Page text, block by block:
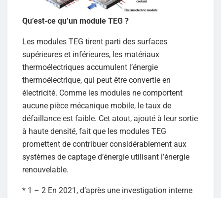
Qu’est-ce qu’un module TEG ?
Les modules TEG tirent parti des surfaces
supérieures et inférieures, les matériaux
thermoélectriques accumulent l’énergie
thermoélectrique, qui peut être convertie en
électricité. Comme les modules ne comportent
aucune pièce mécanique mobile, le taux de
défaillance est faible. Cet atout, ajouté à leur sortie
à haute densité, fait que les modules TEG
promettent de contribuer considérablement aux
systèmes de captage d’énergie utilisant l’énergie
renouvelable.
* 1 – 2 En 2021, d’après une investigation interne